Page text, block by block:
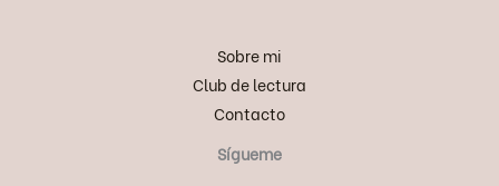
Sobre mi
Club de lectura
Contacto
Sígueme